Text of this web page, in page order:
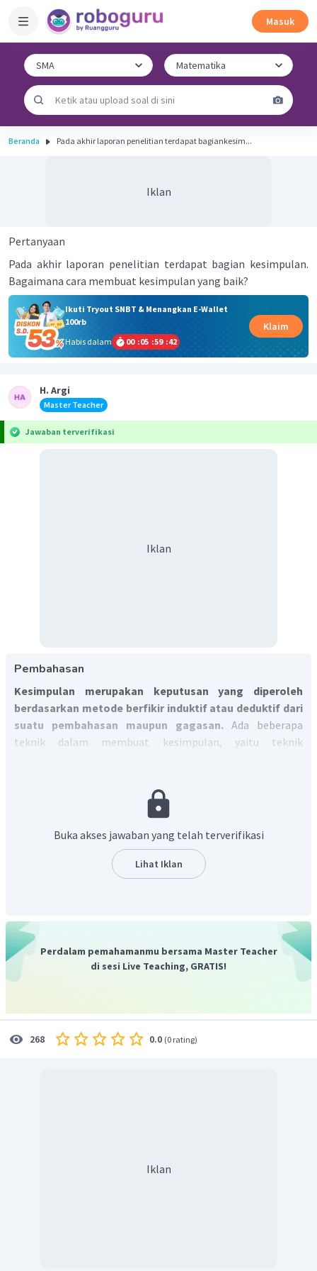
Masuk
Beranda Pada akhir laporan penelitian terdapat bagiankesim...
Iklan
Pertanyaan
Pada akhir laporan penelitian terdapat bagian kesimpulan.
Bagaimana cara membuat kesimpulan yang baik?
Ikuti Tryout SNBT & Menangkan E-Wallet
100rb
Habis dalam
00 :05 :59 :42
Klaim
H. Argi
Master Teacher
Jawaban terverifikasi
Iklan
Pembahasan
Kesimpulan merupakan keputusan yang diperoleh
berdasarkan metode berfikir induktif atau deduktif dari
suatu pembahasan maupun gagasan. Ada beberapa
teknik dalam membuat kesimpulan, yaitu teknik
dengan pembahasan lainnya yang serupa), dan teknik
sebab-akibat (menjelaskan sebab, kemudian akibat yang
kesimpulan yang baik yaitu tidak bertele-tele, tidak
menjelaskan data (karena data bagian dari
pembahasan), dan kesimpulan tersebut berisi jawaban
Buka akses jawaban yang telah terverifikasi
Lihat Iklan
Perdalam pemahamanmu bersama Master Teacher
di sesi Live Teaching, GRATIS!
268 0.0 (0 rating)
Iklan